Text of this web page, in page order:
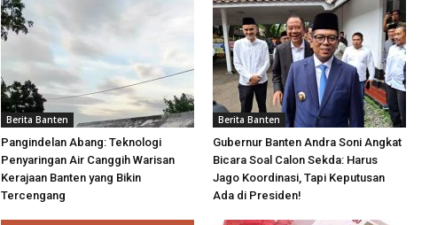
Berita Banten
Pangindelan Abang: Teknologi
Penyaringan Air Canggih Warisan
Kerajaan Banten yang Bikin
Tercengang
Berita Banten
Gubernur Banten Andra Soni Angkat
Bicara Soal Calon Sekda: Harus
Jago Koordinasi, Tapi Keputusan
Ada di Presiden!